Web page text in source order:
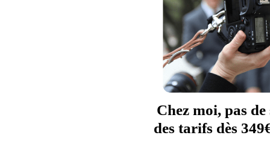
Chez moi, pas
des tarifs dès